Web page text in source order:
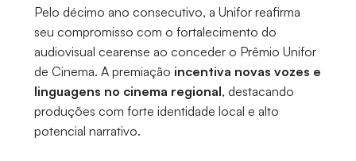
Pelo décimo ano consecutivo, a Unifor reafirma
seu compromisso com o fortalecimento do
audiovisual cearense ao conceder o Prêmio Unifor
de Cinema. A premiação incentiva novas vozes e
linguagens no cinema regional, destacando
produções com forte identidade local e alto
potencial narrativo.